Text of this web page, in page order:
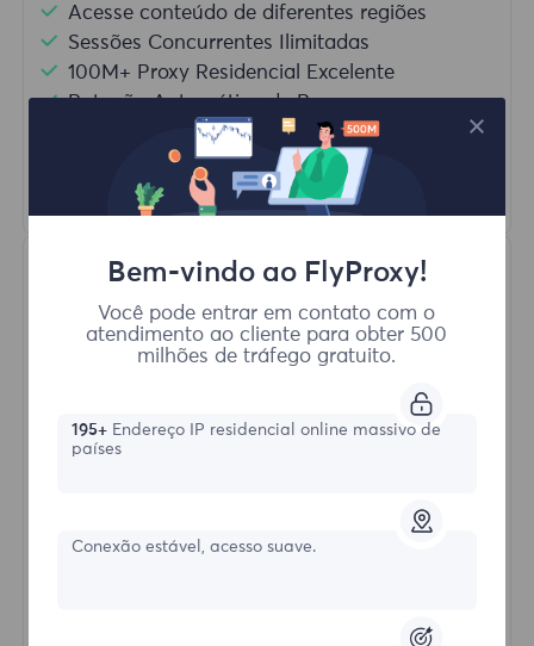
Acesse conteúdo de diferentes regiões
Sessões Concurrentes Ilimitadas
100M+ Proxy Residencial Excelente
Rotação Automática de Proxy
HTTP(S)/SOCKS5
Saber mais
Proxies Residenciais Ilimitados
Bem-vindo ao FlyProxy!
Você pode entrar em contato com o
atendimento ao cliente para obter 500
milhões de tráfego gratuito.
195+Endereço IP residencial online massivo de
países
Conexão estável, acesso suave.